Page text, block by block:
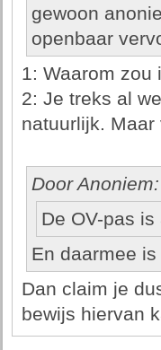
gewoon
openbaar
1: Waarom zou
2: Je treks al
natuurlijk.
Door Anoniem:
De OV-pas
En daarmee
Dan claim je
bewijs hiervan